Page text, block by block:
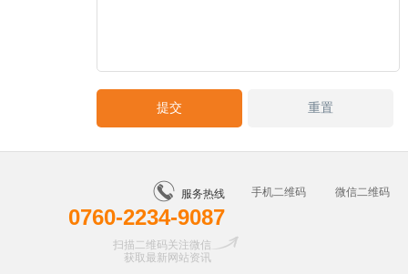
手机二维码 微信二维码
服务热线
0760-2234-9087
扫描二维码关注微信
获取最新网站资讯